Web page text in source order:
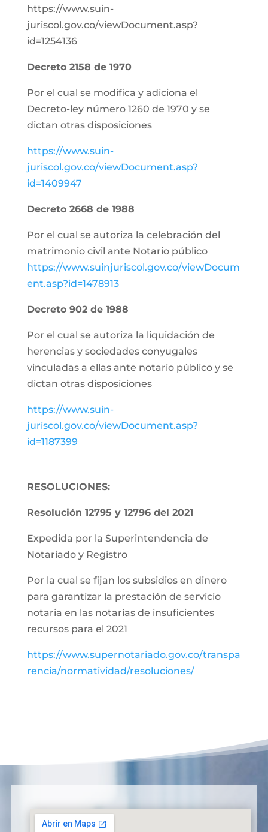
https://www.suin-
juriscol.gov.co/viewDocument.asp?
id=1254136
Decreto 2158 de 1970
Por el cual se modifica y adiciona el
Decreto-ley número 1260 de 1970 y se
dictan otras disposiciones
https://www.suin-
juriscol.gov.co/viewDocument.asp?
id=1409947
Decreto 2668 de 1988
Por el cual se autoriza la celebración del
matrimonio civil ante Notario público
https://www.suinjuriscol.gov.co/viewDocum
ent.asp?id=1478913
Decreto 902 de 1988
Por el cual se autoriza la liquidación de
herencias y sociedades conyugales
vinculadas a ellas ante notario público y se
dictan otras disposiciones
https://www.suin-
juriscol.gov.co/viewDocument.asp?
id=1187399
RESOLUCIONES:
Resolución 12795 y 12796 del 2021
Expedida por la Superintendencia de
Notariado y Registro
Por la cual se fijan los subsidios en dinero
para garantizar la prestación de servicio
notaria en las notarías de insuficientes
recursos para el 2021
https://www.supernotariado.gov.co/transpa
rencia/normatividad/resoluciones/